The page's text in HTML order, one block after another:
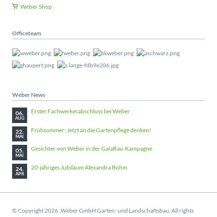
Weber Shop
Officeteam
Weber News
06.
AUG
Erster Fachwerkerabschluss bei Weber
22.
MAI
Frühsommer: Jetzt an die Gartenpflege denken!
05.
MAI
Gesichter von Weber in der GalaBau-Kampagne
24.
APR
20-jähriges Jubiläum Alexandra Böhm
© Copyright 2026. Weber GmbH Garten- und Landschaftsbau. All rights